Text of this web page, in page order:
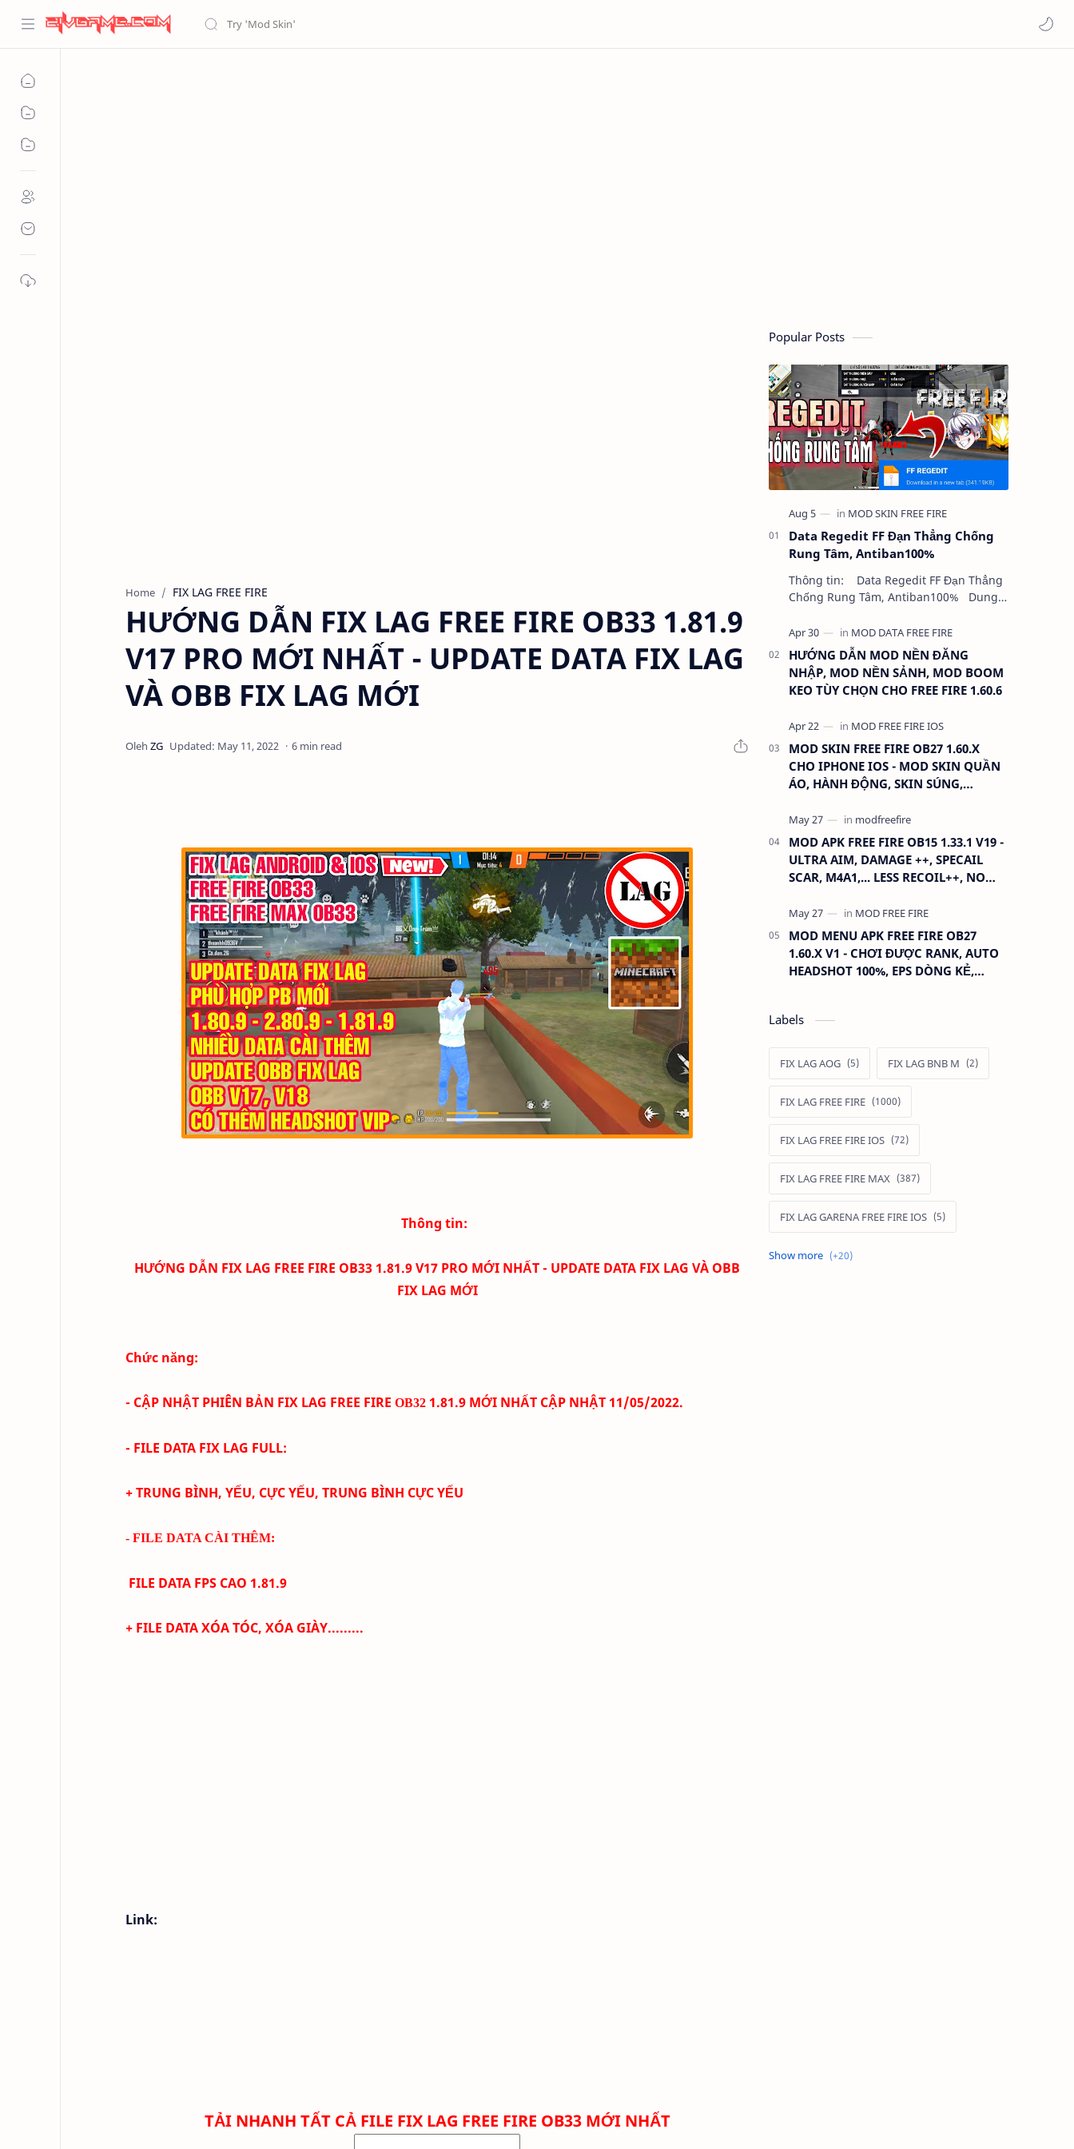
Home FIX LAG FREE FIRE
HƯỚNG DẪN FIX LAG FREE FIRE OB33 1.81.9
V17 PRO MỚI NHẤT - UPDATE DATA FIX LAG
VÀ OBB FIX LAG MỚI
6 min read
Thông tin:
HƯỚNG DẪN FIX LAG FREE FIRE OB33 1.81.9 V17 PRO MỚI NHẤT - UPDATE DATA FIX LAG VÀ OBB
FIX LAG MỚI
Chức năng:
- CẬP NHẬT PHIÊN BẢN FIX LAG FREE FIRE OB32 1.81.9 MỚI NHẤT CẬP NHẬT 11/05/2022.
- FILE DATA FIX LAG FULL:
+ TRUNG BÌNH, YẾU, CỰC YẾU, TRUNG BÌNH CỰC YẾU
- FILE DATA CÀI THÊM:
FILE DATA FPS CAO 1.81.9
+ FILE DATA XÓA TÓC, XÓA GIÀY.........
Link:
TẢI NHANH TẤT CẢ FILE FIX LAG FREE FIRE OB33 MỚI NHẤT
Popular Posts
Data Regedit FF Đạn Thẳng Chống
Rung Tâm, Antiban100%
Thông tin: Data Regedit FF Đạn Thẳng
Chống Rung Tâm, Antiban100% Dung
KHÔNG BAND ID - KHÔNG GHIM…
HƯỚNG DẪN MOD NỀN ĐĂNG
NHẬP, MOD NỀN SẢNH, MOD BOOM
KEO TÙY CHỌN CHO FREE FIRE 1.60.6
MOD SKIN FREE FIRE OB27 1.60.X
CHO IPHONE IOS - MOD SKIN QUẦN
ÁO, HÀNH ĐỘNG, SKIN SÚNG,
MOD APK FREE FIRE OB15 1.33.1 V19 -
ULTRA AIM, DAMAGE ++, SPECAIL
SCAR, M4A1,... LESS RECOIL++, NO
MOD MENU APK FREE FIRE OB27
1.60.X V1 - CHƠI ĐƯỢC RANK, AUTO
HEADSHOT 100%, EPS DÒNG KẺ,
Labels
FIX LAG AOG FIX LAG BNB M
FIX LAG FREE FIRE
FIX LAG FREE FIRE IOS
FIX LAG FREE FIRE MAX
FIX LAG GARENA FREE FIRE IOS
FIX LAG LIÊN QUÂN MOBILE